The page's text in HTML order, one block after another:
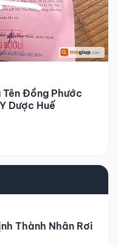
Đồng Phước
Dược Huế
Thành Nhân Rơi